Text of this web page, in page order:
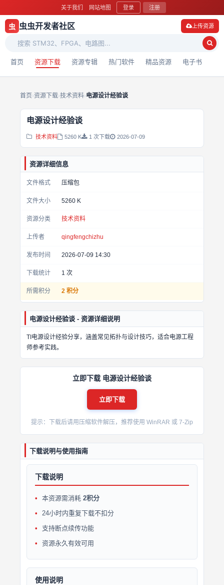
关于我们 网站地图 登录 注册
虫 虫虫开发者社区
首页 资源下载 资源专辑 热门软件 精品资源 电子书
上传资源
首页›资源下载›技术资料›电源设计经验谈
电源设计经验谈
技术资料 5260 K 1 次下载 2026-07-09
资源详细信息
文件格式 压缩包
文件大小 5260 K
资源分类 技术资料
上传者 qingfengchizhu
发布时间 2026-07-09 14:30
下载统计 1 次
所需积分 2 积分
电源设计经验谈 - 资源详细说明
TI电源设计经验分享，涵盖常见拓扑与设计技巧，适合电源工程
师参考实践。
立即下载 电源设计经验谈
立即下载
提示：下载后请用压缩软件解压，推荐使用 WinRAR 或 7-Zip
下载说明与使用指南
下载说明
本资源需消耗 2积分
24小时内重复下载不扣分
支持断点续传功能
资源永久有效可用
使用说明